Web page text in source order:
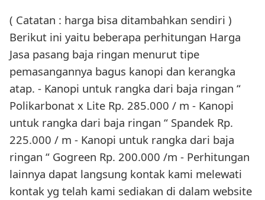
( Catatan : harga bisa ditambahkan sendiri )
Berikut ini yaitu beberapa perhitungan Harga
Jasa pasang baja ringan menurut tipe
pemasangannya bagus kanopi dan kerangka
atap. - Kanopi untuk rangka dari baja ringan “
Polikarbonat x Lite Rp. 285.000 / m - Kanopi
untuk rangka dari baja ringan “ Spandek Rp.
225.000 / m - Kanopi untuk rangka dari baja
ringan “ Gogreen Rp. 200.000 /m - Perhitungan
lainnya dapat langsung kontak kami melewati
kontak yg telah kami sediakan di dalam website